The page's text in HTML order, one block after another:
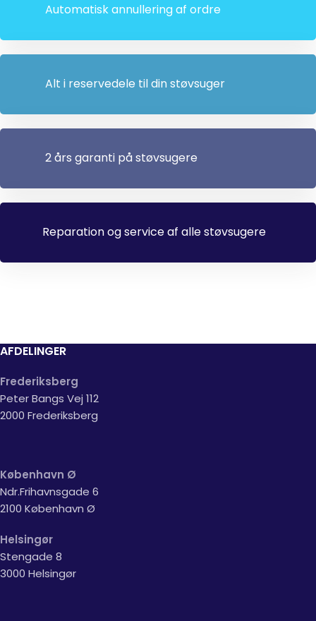
Automatisk annullering af ordre
Alt i reservedele til din støvsuger
2 års garanti på støvsugere
Reparation og service af alle støvsugere
AFDELINGER
Frederiksberg
Peter Bangs Vej 112
2000 Frederiksberg
København Ø
Ndr.Frihavnsgade 6
2100 København Ø
Helsingør
Stengade 8
3000 Helsingør